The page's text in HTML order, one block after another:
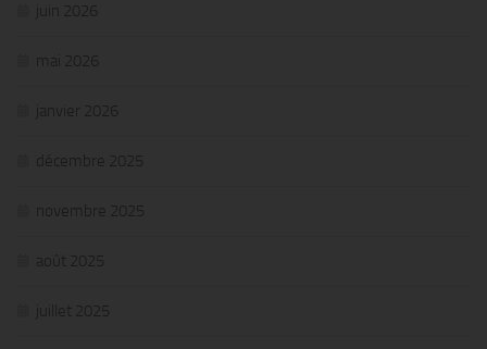
juin 2026
mai 2026
janvier 2026
décembre 2025
novembre 2025
août 2025
juillet 2025